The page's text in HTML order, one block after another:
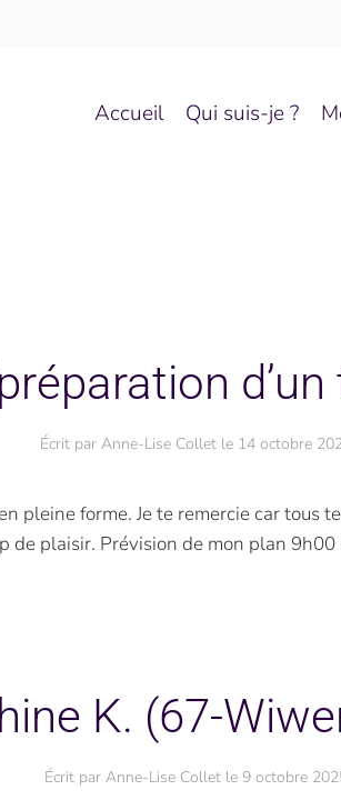
Accueil Qui suis-je ?
Écrit par Anne-Lise Collet le 14 octobre
pleine forme. Je te remercie car tous
de plaisir. Prévision de mon plan
K. (67-
Écrit par Anne-Lise Collet le 9 octobre